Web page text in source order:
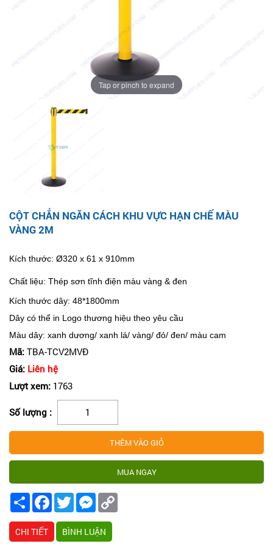
Tap or pinch to expand
CỘT CHẮN NGĂN CÁCH KHU VỰC HẠN CHẾ MÀU
VÀNG 2M
Kích thước: Ø320 x 61 x 910mm
Chất liệu: Thép sơn tĩnh điện màu vàng & đen
Kích thước dây: 48*1800mm
Dây có thể in Logo thương hiệu theo yêu cầu
Màu dây: xanh dương/ xanh lá/ vàng/ đỏ/ đen/ màu cam
Mã: TBA-TCV2MVĐ
Giá: Liên hệ
Lượt xem: 1763
Số lượng :
Share FacebookTwitterMessenger
CHI TIẾT BÌNH LUẬN